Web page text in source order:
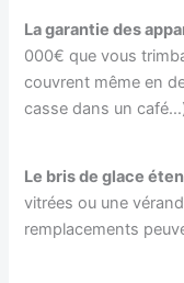
La garantie des
000€ que vous
couvrent même en
casse dans un
Le bris de glace
vitrées ou une
remplacements